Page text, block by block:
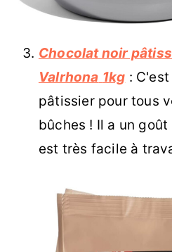
Chocolat noir
Valrhona 1kg :
pâtissier pour tous
bûches ! Il a un
est très facile à